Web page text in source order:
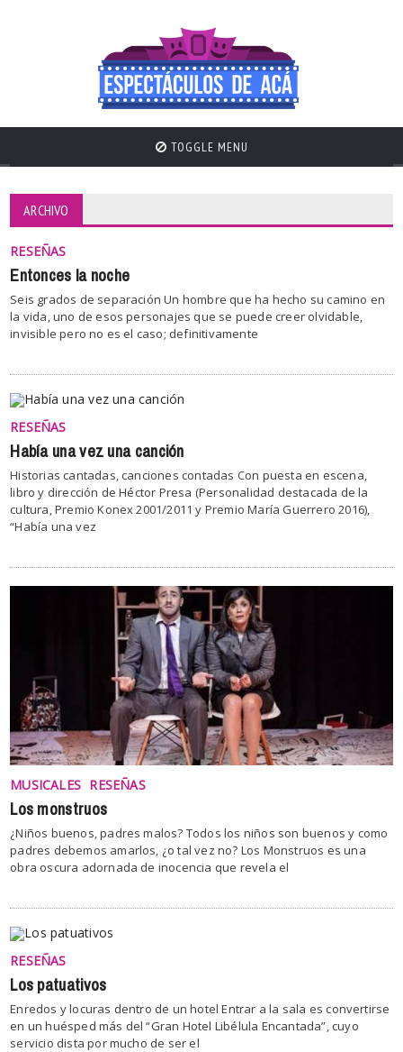
TOGGLE MENU
ARCHIVO
RESEÑAS
Entonces la noche
Seis grados de separación Un hombre que ha hecho su camino en
la vida, uno de esos personajes que se puede creer olvidable,
invisible pero no es el caso; definitivamente
RESEÑAS
Había una vez una canción
Historias cantadas, canciones contadas Con puesta en escena,
libro y dirección de Héctor Presa (Personalidad destacada de la
cultura, Premio Konex 2001/2011 y Premio María Guerrero 2016),
“Había una vez
MUSICALES RESEÑAS
Los monstruos
¿Niños buenos, padres malos? Todos los niños son buenos y como
padres debemos amarlos, ¿o tal vez no? Los Monstruos es una
obra oscura adornada de inocencia que revela el
RESEÑAS
Los patuativos
Enredos y locuras dentro de un hotel Entrar a la sala es convertirse
en un huésped más del “Gran Hotel Libélula Encantada”, cuyo
servicio dista por mucho de ser el